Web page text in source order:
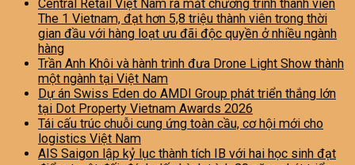
Central Retail Việt Nam ra mắt chương trình thành viên
The 1 Vietnam, đạt hơn 5,8 triệu thành viên trong thời
gian đầu với hàng loạt ưu đãi độc quyền ở nhiều ngành
hàng
Trần Anh Khôi và hành trình đưa Drone Light Show thành
một ngành tại Việt Nam
Dự án Swiss Eden do AMDI Group phát triển thắng lớn
tại Dot Property Vietnam Awards 2026
Tái cấu trúc chuỗi cung ứng toàn cầu, cơ hội mới cho
logistics Việt Nam
AIS Saigon lập kỷ lục thành tích IB với hai học sinh đạt